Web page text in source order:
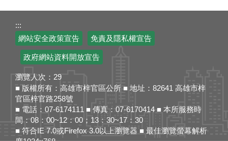
新
住
民
培
發
展
資
訊
網
:::
網站安全政策宣告
免責及隱私權宣告
政府網站資料開放宣告
瀏覽人次： 29
■ 版權所有：高雄市梓官區公所 ■ 地址：82641 高雄市梓
官區梓官路258號
■ 電話：07-6174111 ■ 傳真：07-6170414 ■ 本所服務時
間：08：00~12：00；13：30~17：30
■ 符合IE 7.0或Firefox 3.0以上瀏覽器 ■ 最佳瀏覽螢幕解析